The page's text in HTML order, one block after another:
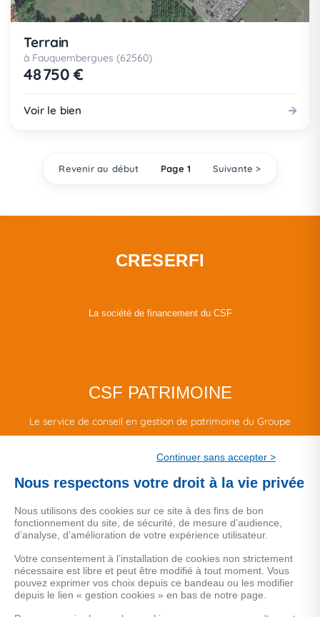
Terrain
à Fauquembergues (62560)
48 750 €
Voir le bien
Revenir au début Page 1 Suivante >
CRESERFI
La société de financement du CSF
CSF PATRIMOINE
Le service de conseil en gestion de patrimoine du Groupe
MENTIONS LEGALES
Données personnelles
Continuer sans accepter >
Nous respectons votre droit à la vie privée
Nous utilisons des cookies sur ce site à des fins de bon
fonctionnement du site, de sécurité, de mesure d’audience,
d’analyse, d’amélioration de votre expérience utilisateur.
Votre consentement à l’installation de cookies non strictement
nécessaire est libre et peut être modifié à tout moment. Vous
pouvez exprimer vos choix depuis ce bandeau ou les modifier
depuis le lien « gestion cookies » en bas de notre page.